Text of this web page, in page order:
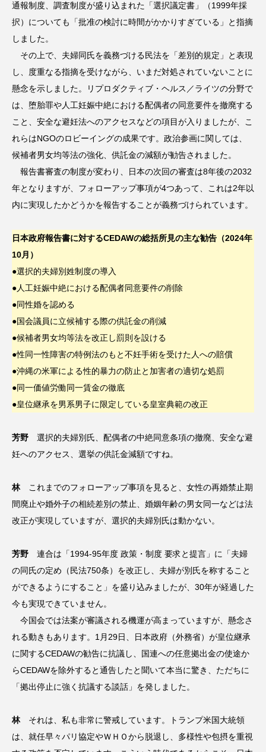
通報制度、調査制度が盛り込まれた「選択議定書」（1999年採
択）についても「批准の検討に時間がかかりすぎている」と指摘
しました。
その上で、夫婦同氏を義務づける民法を「差別的規定」と表現
し、度重なる指摘を受けながら、いまだ対処されていないことに
懸念を示しました。リプロダクティブ・ヘルス／ライツの分野で
は、堕胎罪や人工妊娠中絶における配偶者の同意要件を撤廃する
こと、安全な避妊法へのアクセスなどの項目が入りましたが、こ
れらはNGOのロビーイングの成果です。政治参画に関しては、
候補者男女均等法の強化、供託金の減額が勧告されました。
報告書審査の制度が変わり、日本の次回の審査は8年後の2032
年となりますが、フォローアップ事項が4つあって、これは2年以
内に実現したかどうかを報告することが義務づけられています。
日本政府報告書に対するCEDAWの総括所見の主な勧告（2024年
10月）
●選択的夫婦別姓制度の導入
●人工妊娠中絶における配偶者同意要件の削除
●同性婚を認める
●国会議員に立候補する際の供託金の削減
●候補者男女均等法を改正し罰則を設ける
●性同一性障害の特例法のもと不妊手術を受けた人への賠償
●沖縄の米軍による性的暴力の防止と加害者の適切な処罰
●同一価値労働同一賃金の徹底
●皇位継承を男系男子に限定している皇室典範の改正
芳野 選択的夫婦別氏、配偶者の中絶同意条項の撤廃、安全な避
妊へのアクセス、選挙の供託金減額ですね。
林これまでのフォローアップ事項を見ると、女性の再婚禁止期
間廃止や婚外子の相続差別の禁止、婚姻年齢の男女同一などは法
改正が実現していますが、選択的夫婦別氏は動かない。
芳野 連合は「1994-95年度 政策・制度 要求と提言」に「夫婦
の同氏の定め（民法750条）を改正し、夫婦が別氏を称すること
ができるようにすること」を盛り込みましたが、30年が経過した
今も実現できていません。
今国会では法案が審議される機運が高まっていますが、懸念さ
れる動きもあります。1月29日、日本政府（外務省）が皇位継承
に関するCEDAWの勧告に抗議し、国連への任意拠出金の使途か
らCEDAWを除外すると通告したと聞いて本当に驚き、ただちに
「拠出停止に強く抗議する談話」を発しました。
林それは、私も非常に警戒しています。トランプ米国大統領
は、就任早々パリ協定やＷＨＯから脱退し、多様性や包摂を重視